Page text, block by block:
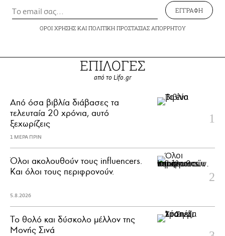
ΕΓΓΡΑΦΗ
ΟΡΟΙ ΧΡΗΣΗΣΚΑΙ ΠΟΛΙΤΙΚΗ ΠΡΟΣΤΑΣΙΑΣ ΑΠΟΡΡΗΤΟΥ
ΕΠΙΛΟΓΕΣ
από το Lifo.gr
Από όσα βιβλία διάβασες τα
τελευταία 20 χρόνια, αυτό
ξεχωρίζεις
1 ΜΕΡΑ ΠΡΙΝ
Όλοι ακολουθούν τους influencers.
Και όλοι τους περιφρονούν.
5.8.2026
Το θολό και δύσκολο μέλλον της
Μονής Σινά